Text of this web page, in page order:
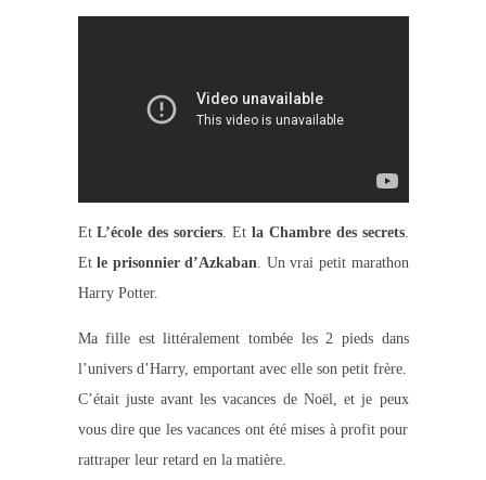
EtL’école des sorciers . Et la Chambre des secrets.
Etle prisonnier d’Azkaban . Un vrai petit marathon
Harry Potter.
Ma fille est littéralement tombée les 2 pieds dans
l’univers d’Harry, emportant avec elle son petit frère.
C’était juste avant les vacances de Noël, et je peux
vous dire que les vacances ont été mises à profit pour
rattraper leur retard en la matière.